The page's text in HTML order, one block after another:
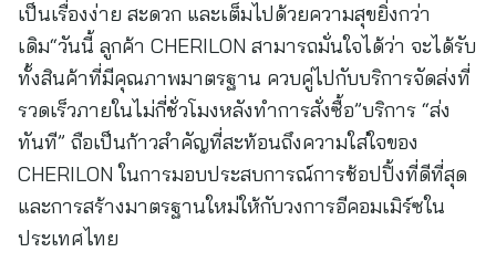
เป็นเรื่องง่าย สะดวก และเต็มไปด้วยความสุขยิ่งกว่า
เดิม“วันนี้ ลูกค้า CHERILON สามารถมั่นใจได้ว่า จะได้รับ
ทั้งสินค้าที่มีคุณภาพมาตรฐาน ควบคู่ไปกับบริการจัดส่งที่
รวดเร็วภายในไม่กี่ชั่วโมงหลังทำการสั่งซื้อ”บริการ “ส่ง
ทันที” ถือเป็นก้าวสำคัญที่สะท้อนถึงความใส่ใจของ
CHERILON ในการมอบประสบการณ์การช้อปปิ้งที่ดีที่สุด
และการสร้างมาตรฐานใหม่ให้กับวงการอีคอมเมิร์ซใน
ประเทศไทย